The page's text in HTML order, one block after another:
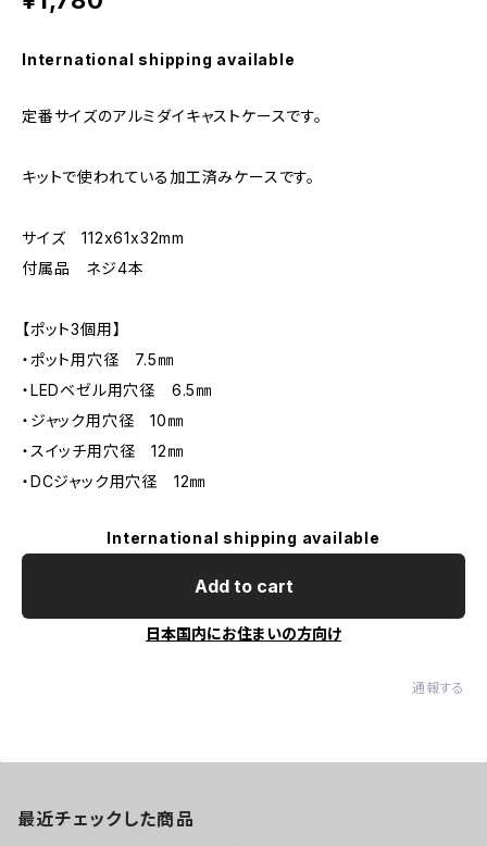
International shipping available
定番サイズのアルミダイキャストケースです。
キットで使われている加工済みケースです。
サイズ 112x61x32mm
付属品 ネジ4本
【ポット3個用】
・ポット用穴径 7.5㎜
・LEDベゼル用穴径 6.5㎜
・ジャック用穴径 10㎜
・スイッチ用穴径 12㎜
・DCジャック用穴径 12㎜
International shipping available
Add to cart
日本国内にお住まいの方向け
通報する
最近チェックした商品